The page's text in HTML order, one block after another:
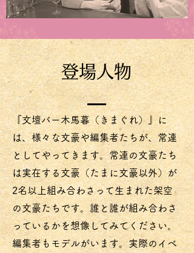
​登場人物
『文壇バー木馬暮（きまぐれ）』に
は、様々な文豪や編集者たちが、常連
としてやってきます。常連の文豪たち
は実在する文豪（たまに文豪以外）が
2名以上組み合わさって生まれた架空
の文豪たちです。 誰と誰が組み合わさ
っているかを想像してみてください。
​編集者もモデルがいます。実際のイベ